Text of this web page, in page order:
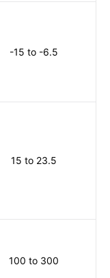
-15 to -6.5
15 to 23.5
100 to 300